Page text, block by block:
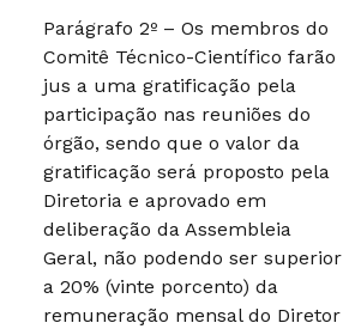
Parágrafo 2º – Os membros do
Comitê Técnico-Científico farão
jus a uma gratificação pela
participação nas reuniões do
órgão, sendo que o valor da
gratificação será proposto pela
Diretoria e aprovado em
deliberação da Assembleia
Geral, não podendo ser superior
a 20% (vinte porcento) da
remuneração mensal do Diretor